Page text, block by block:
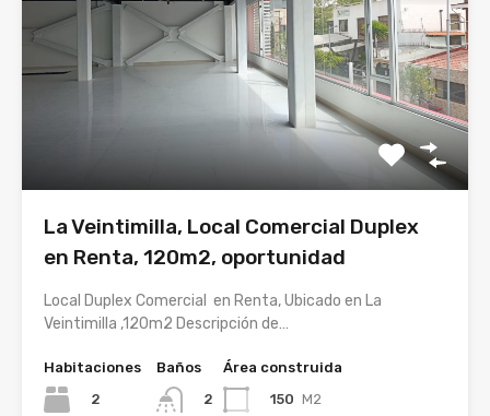
La Veintimilla, Local Comercial Duplex
en Renta, 120m2, oportunidad
Local Duplex Comercial en Renta, Ubicado en La
Veintimilla ,120m2 Descripción de…
Habitaciones
2
Baños
2
Área construida
150 M2